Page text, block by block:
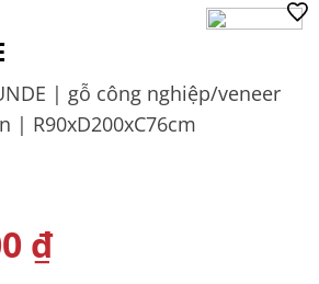
| gỗ công nghiệp/veneer
| R90xD200xC76cm
₫